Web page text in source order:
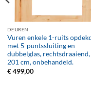
DEUREN
Vuren enkele 1-ruits
met 5-puntssluiting en
dubbelglas, rechtsdraaiend,
201 cm, onbehandeld.
€499,00